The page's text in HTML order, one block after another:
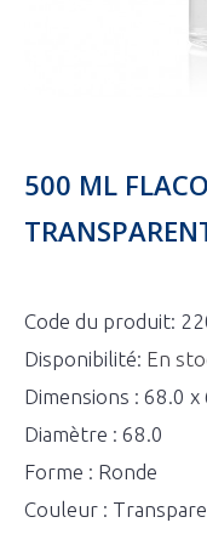
500 ML
Code du produit:
Disponibilité: En
Dimensions : 68.0
Diamètre : 68.0
Forme : Ronde
Couleur :